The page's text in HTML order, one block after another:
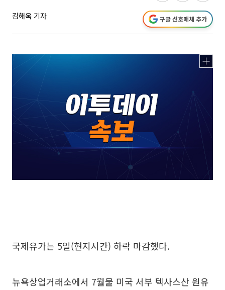
김해욱 기자 구글 선호매체 추가
국제유가는 5일(현지시간) 하락 마감했다.
뉴욕상업거래소에서 7월물 미국 서부 텍사스산 원유